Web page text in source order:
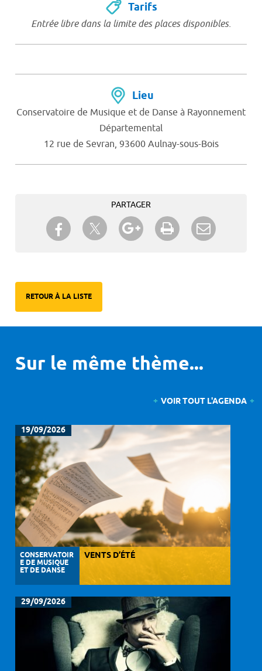
Tarifs
Entrée libre dans la limite des places disponibles.
Lieu
Conservatoire de Musique et de Danse à Rayonnement
Départemental
12 rue de Sevran, 93600 Aulnay-sous-Bois
PARTAGER
Partager sur Facebook
Partager sur TwitterPartager sur Google+
Imprimer
RETOUR À LA LISTE
Sur le même thème...
VOIR TOUT L'AGENDA
19/09/2026
CONSERVATOIR
E DE MUSIQUE
ET DE DANSE
VENTS D’ÉTÉ
29/09/2026